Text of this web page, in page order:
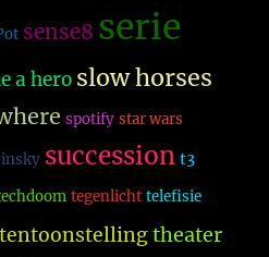
sense8 serie
a hero slow horses
spotify star wars
succession t3
tegenlicht telefisie
tentoonstelling theater